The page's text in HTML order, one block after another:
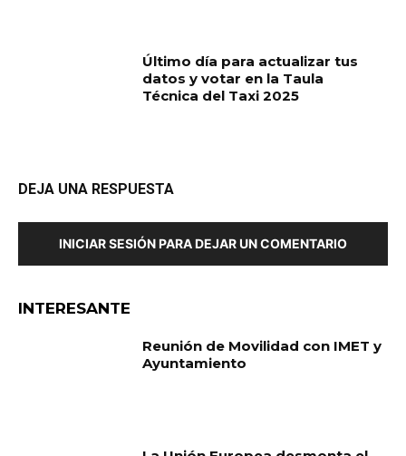
Último día para actualizar tus
datos y votar en la Taula
Técnica del Taxi 2025
DEJA UNA RESPUESTA
INICIAR SESIÓN PARA DEJAR UN COMENTARIO
INTERESANTE
Reunión de Movilidad con IMET y
Ayuntamiento